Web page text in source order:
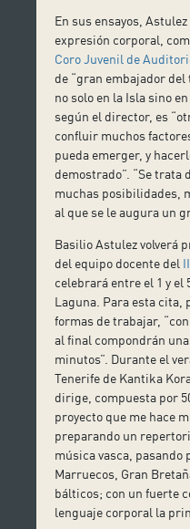
En sus ensayos,
expresión corporal,
Coro Juvenil de
de “gran embajador
no solo en la Isla sino
según el director, es
confluir muchos
pueda emerger, y
demostrado”. “Se trata
muchas posibilidades,
al que se le augura un
Basilio Astulez volverá
del equipo docente del
celebrará entre el 1 y el
Laguna. Para esta cita,
formas de trabajar,
al final compondrán
minutos”. Durante el
Tenerife de Kantika
dirige, compuesta por
proyecto que me hace
preparando un
música vasca, pasando
Marruecos, Gran
bálticos; con un fuerte
lenguaje corporal la